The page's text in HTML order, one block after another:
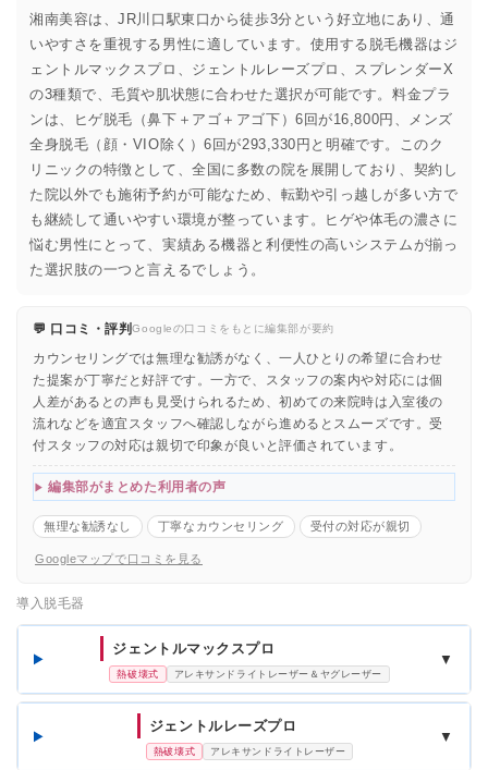
湘南美容は、JR川口駅東口から徒歩3分という好立地にあり、通
いやすさを重視する男性に適しています。使用する脱毛機器はジ
ェントルマックスプロ、ジェントルレーズプロ、スプレンダーX
の3種類で、毛質や肌状態に合わせた選択が可能です。料金プラ
ンは、ヒゲ脱毛（鼻下＋アゴ＋アゴ下）6回が16,800円、メンズ
全身脱毛（顔・VIO除く）6回が293,330円と明確です。このク
リニックの特徴として、全国に多数の院を展開しており、契約し
た院以外でも施術予約が可能なため、転勤や引っ越しが多い方で
も継続して通いやすい環境が整っています。ヒゲや体毛の濃さに
悩む男性にとって、実績ある機器と利便性の高いシステムが揃っ
た選択肢の一つと言えるでしょう。
💬 口コミ・評判Googleの口コミをもとに編集部が要約
カウンセリングでは無理な勧誘がなく、一人ひとりの希望に合わせ
た提案が丁寧だと好評です。一方で、スタッフの案内や対応には個
人差があるとの声も見受けられるため、初めての来院時は入室後の
流れなどを適宜スタッフへ確認しながら進めるとスムーズです。受
付スタッフの対応は親切で印象が良いと評価されています。
編集部がまとめた利用者の声
無理な勧誘なし 丁寧なカウンセリング 受付の対応が親切
Googleマップで口コミを見る
導入脱毛器
ジェントルマックスプロ
熱破壊式 アレキサンドライトレーザー＆ヤグレーザー
▼
ジェントルレーズプロ
熱破壊式 アレキサンドライトレーザー
▼